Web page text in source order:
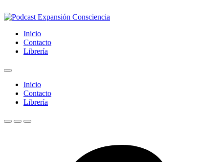
Inicio
Contacto
Librería
Inicio
Contacto
Librería